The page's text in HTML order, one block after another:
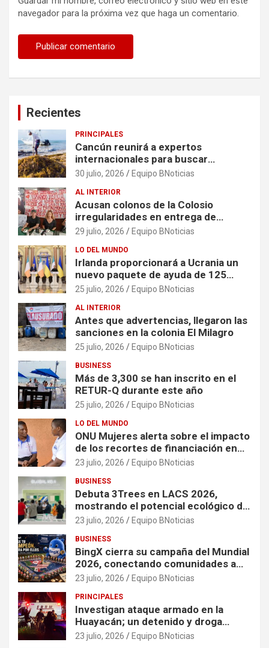
navegador para la próxima vez que haga un comentario.
Recientes
PRINCIPALES
Cancún reunirá a expertos
internacionales para buscar
soluciones al problema del sargazo
30 julio, 2026 Equipo BNoticias
AL INTERIOR
Acusan colonos de la Colosio
irregularidades en entrega de
escrituras
29 julio, 2026 Equipo BNoticias
LO DEL MUNDO
Irlanda proporcionará a Ucrania un
nuevo paquete de ayuda de 125
millones de euros
25 julio, 2026 Equipo BNoticias
AL INTERIOR
Antes que advertencias, llegaron las
sanciones en la colonia El Milagro
25 julio, 2026 Equipo BNoticias
BUSINESS
Más de 3,300 se han inscrito en el
RETUR-Q durante este año
25 julio, 2026 Equipo BNoticias
LO DEL MUNDO
ONU Mujeres alerta sobre el impacto
de los recortes de financiación en
organizaciones que apoyan a
crisis
23 julio, 2026 Equipo BNoticias
BUSINESS
Debuta 3Trees en LACS 2026,
mostrando el potencial ecológico de
China en América
23 julio, 2026 Equipo BNoticias
BUSINESS
BingX cierra su campaña del Mundial
2026, conectando comunidades a
través de experiencias exclusivas
23 julio, 2026 Equipo BNoticias
PRINCIPALES
Investigan ataque armado en la
Huayacán; un detenido y droga
asegurada tras persecución
23 julio, 2026 Equipo BNoticias